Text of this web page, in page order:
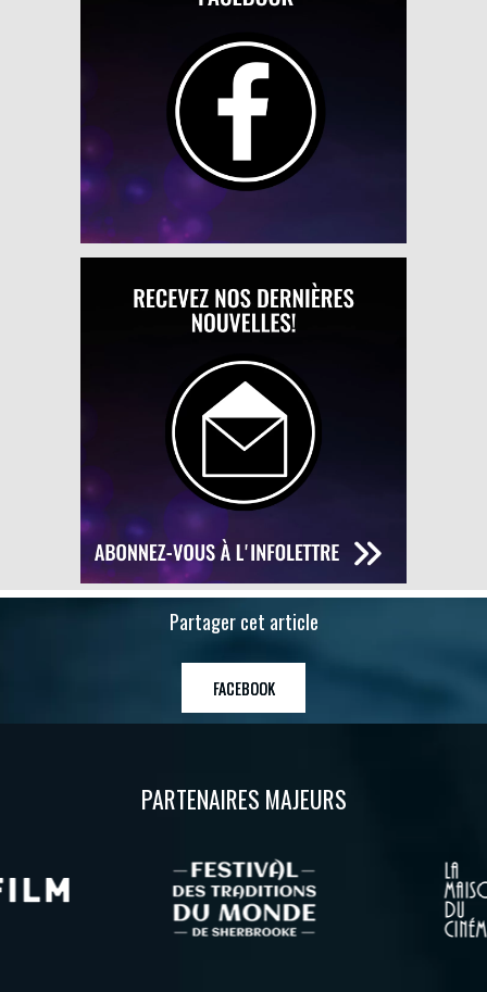
Partager cet article
FACEBOOK
PARTENAIRES MAJEURS